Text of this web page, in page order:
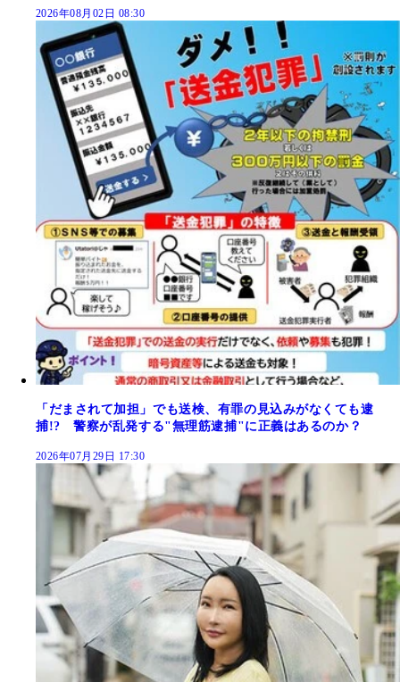
2026年08月02日 08:30
「だまされて加担」でも送検、有罪の見込みがなくても逮
捕!? 警察が乱発する"無理筋逮捕"に正義はあるのか？
2026年07月29日 17:30